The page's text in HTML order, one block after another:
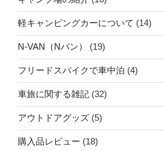
軽キャンピングカーについて (14)
N-VAN（Nバン） (19)
フリードスパイクで車中泊 (4)
車旅に関する雑記 (32)
アウトドアグッズ (5)
購入品レビュー (18)